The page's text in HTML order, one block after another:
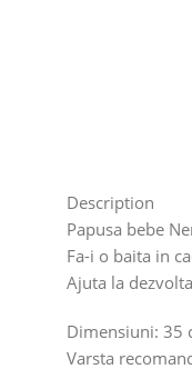
Description
Papusa bebe
Fa-i o baita in
Ajuta la
Dimensiuni: 35
Varsta